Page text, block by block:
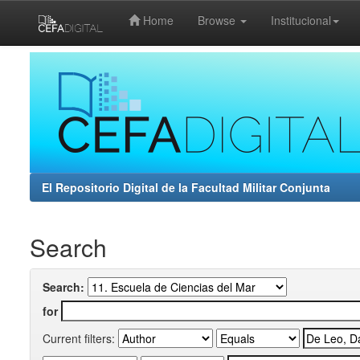
Home Browse Institucional
El Repositorio Digital de la Facultad Militar Conjunta
Search
Search:
for
Current filters: